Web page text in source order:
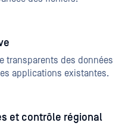
transparents des données
applications existantes.
et contrôle régional